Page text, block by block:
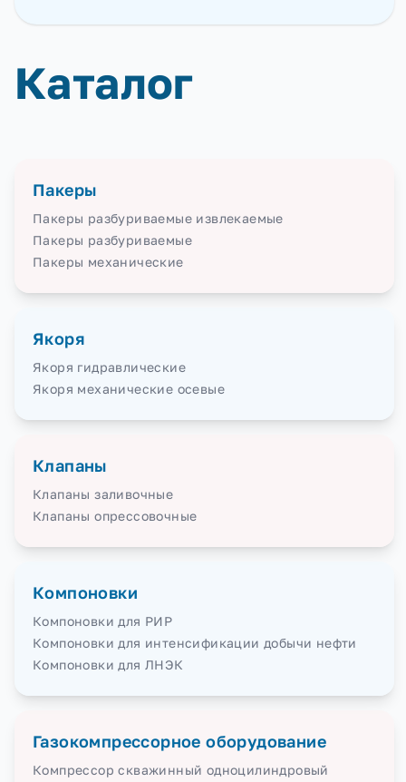
Каталог
Пакеры
Пакеры разбуриваемые извлекаемые
Пакеры разбуриваемые
Пакеры механические
Якоря
Якоря гидравлические
Якоря механические осевые
Клапаны
Клапаны заливочные
Клапаны опрессовочные
Компоновки
Компоновки для РИР
Компоновки для интенсификации добычи нефти
Компоновки для ЛНЭК
Газокомпрессорное оборудование
Компрессор скважинный одноцилиндровый